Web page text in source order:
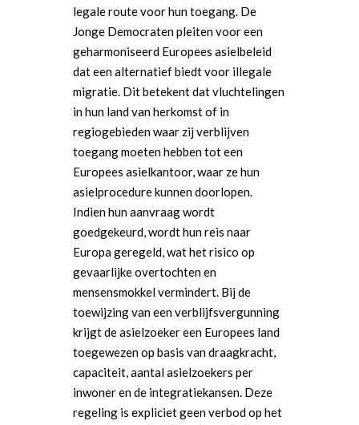
legale route voor hun toegang. De
Jonge Democraten pleiten voor een
geharmoniseerd Europees asielbeleid
dat een alternatief biedt voor illegale
migratie. Dit betekent dat vluchtelingen
in hun land van herkomst of in
regiogebieden waar zij verblijven
toegang moeten hebben tot een
Europees asielkantoor, waar ze hun
asielprocedure kunnen doorlopen.
Indien hun aanvraag wordt
goedgekeurd, wordt hun reis naar
Europa geregeld, wat het risico op
gevaarlijke overtochten en
mensensmokkel vermindert. Bij de
toewijzing van een verblijfsvergunning
krijgt de asielzoeker een Europees land
toegewezen op basis van draagkracht,
capaciteit, aantal asielzoekers per
inwoner en de integratiekansen. Deze
regeling is expliciet geen verbod op het